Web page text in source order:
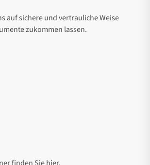
auf sichere und vertrauliche Weise
zukommen lassen.